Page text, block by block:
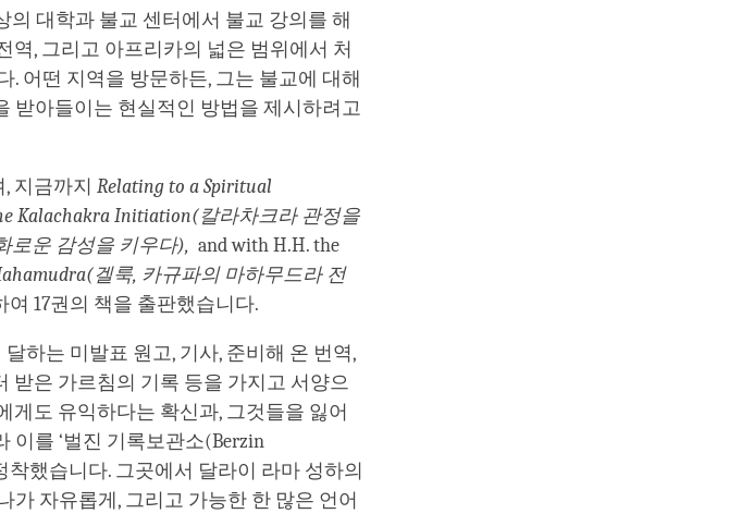
의 대학과 불교 센터에서 불교 강의를 해
역, 그리고 아프리카의 넓은 범위에서 처
어떤 지역을 방문하든, 그는 불교에 대해
받아들이는 현실적인 방법을 제시하려고
지금까지 Relating to a Spiritual
Kalachakra Initiation(칼라차크라 관정을
로운 감성을 키우다), and with H.H. the
겔룩, 카규파의 마하무드라 전
여 17권의 책을 출판했습니다.
하는 미발표 원고, 기사, 준비해 온 번역,
받은 가르침의 기록 등을 가지고 서양으
게도 유익하다는 확신과, 그것들을 잃어
이를 ‘벌진 기록보관소(Berzin
했습니다. 그곳에서 달라이 라마 성하의
가 자유롭게, 그리고 가능한 한 많은 언어